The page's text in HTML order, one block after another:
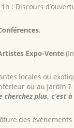
: Discours
Expo-Vente
locales ou
ou au jardin ?
cherchez plus, c’est
des événements